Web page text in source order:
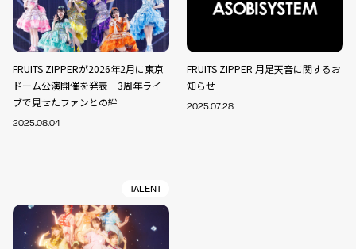
FRUITS ZIPPERが2026年2月に東京
ドーム公演開催を発表 3周年ライ
ブで見せたファンとの絆
2025.08.04
FRUITS ZIPPER 月足天音に関するお
知らせ
2025.07.28
TALENT